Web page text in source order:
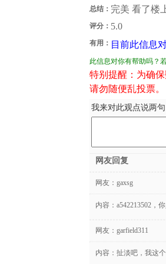
总结： 完美 看了楼
评分： 5.0
有用： 目前此信息
此信息对你有帮助吗？
特别提醒：为确
请勿随便乱投票。
我来对此观点说两句
网友回复
网友： gaxsg
内容：a542213502，
网友： garfield311
内容：扯淡吧，我这